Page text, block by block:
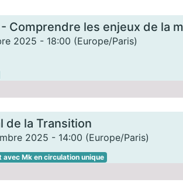
Comprendre les enjeux de la
2025 - 18:00 (Europe/Paris)
de la Transition
2025 - 14:00 (Europe/Paris)
avec Mk en circulation unique